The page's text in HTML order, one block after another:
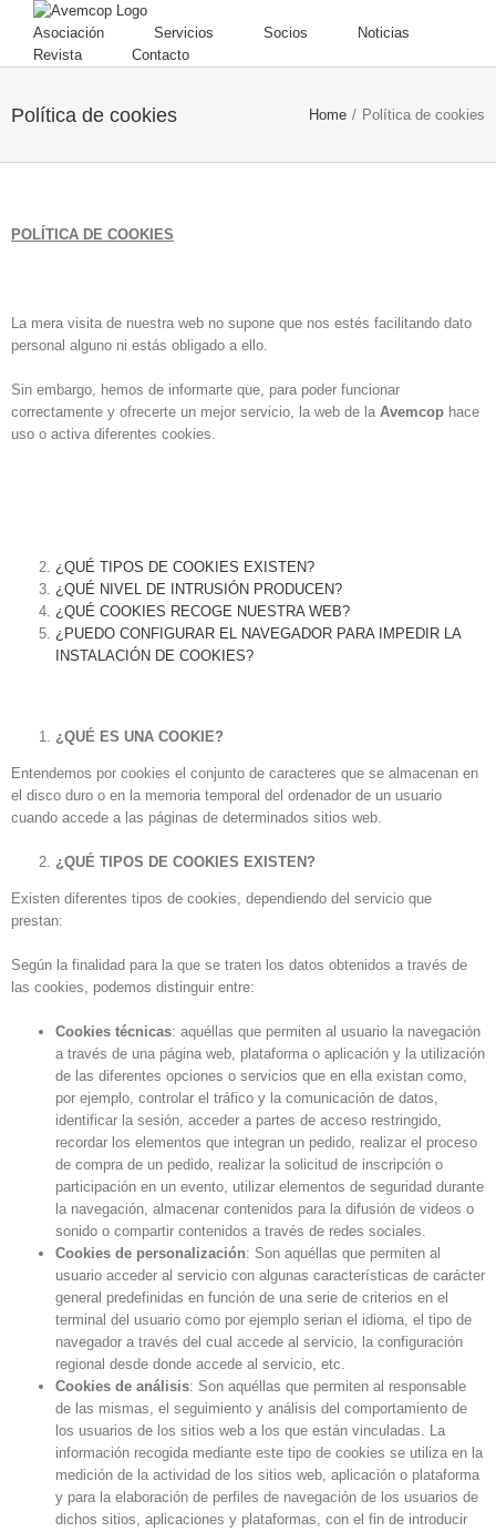
Asociación Servicios Socios
Noticias
Revista
Contacto
Política de cookies Home / Política de cookies
POLÍTICA DE COOKIES
La mera visita de nuestra web no supone que nos estés facilitando dato
personal alguno ni estás obligado a ello.
Sin embargo, hemos de informarte que, para poder funcionar
correctamente y ofrecerte un mejor servicio, la web de la Avemcop hace
uso o activa diferentes cookies.
¿QUÉ TIPOS DE COOKIES EXISTEN?
¿QUÉ NIVEL DE INTRUSIÓN PRODUCEN?
¿QUÉ COOKIES RECOGE NUESTRA WEB?
¿PUEDO CONFIGURAR EL NAVEGADOR PARA IMPEDIR LA
INSTALACIÓN DE COOKIES?
¿QUÉ ES UNA COOKIE?
Entendemos por cookies el conjunto de caracteres que se almacenan en
el disco duro o en la memoria temporal del ordenador de un usuario
cuando accede a las páginas de determinados sitios web.
¿QUÉ TIPOS DE COOKIES EXISTEN?
Existen diferentes tipos de cookies, dependiendo del servicio que
prestan:
Según la finalidad para la que se traten los datos obtenidos a través de
las cookies, podemos distinguir entre:
Cookies técnicas: aquéllas que permiten al usuario la navegación
a través de una página web, plataforma o aplicación y la utilización
de las diferentes opciones o servicios que en ella existan como,
por ejemplo, controlar el tráfico y la comunicación de datos,
identificar la sesión, acceder a partes de acceso restringido,
recordar los elementos que integran un pedido, realizar el proceso
de compra de un pedido, realizar la solicitud de inscripción o
participación en un evento, utilizar elementos de seguridad durante
la navegación, almacenar contenidos para la difusión de videos o
sonido o compartir contenidos a través de redes sociales.
Cookies de personalización: Son aquéllas que permiten al
usuario acceder al servicio con algunas características de carácter
general predefinidas en función de una serie de criterios en el
terminal del usuario como por ejemplo serian el idioma, el tipo de
navegador a través del cual accede al servicio, la configuración
regional desde donde accede al servicio, etc.
Cookies de análisis: Son aquéllas que permiten al responsable
de las mismas, el seguimiento y análisis del comportamiento de
los usuarios de los sitios web a los que están vinculadas. La
información recogida mediante este tipo de cookies se utiliza en la
medición de la actividad de los sitios web, aplicación o plataforma
y para la elaboración de perfiles de navegación de los usuarios de
dichos sitios, aplicaciones y plataformas, con el fin de introducir